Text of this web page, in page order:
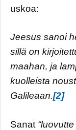
uskoa:
Jeesus sanoi
sillä on
maahan, ja
kuolleista
Galileaan.[2]
Sanat